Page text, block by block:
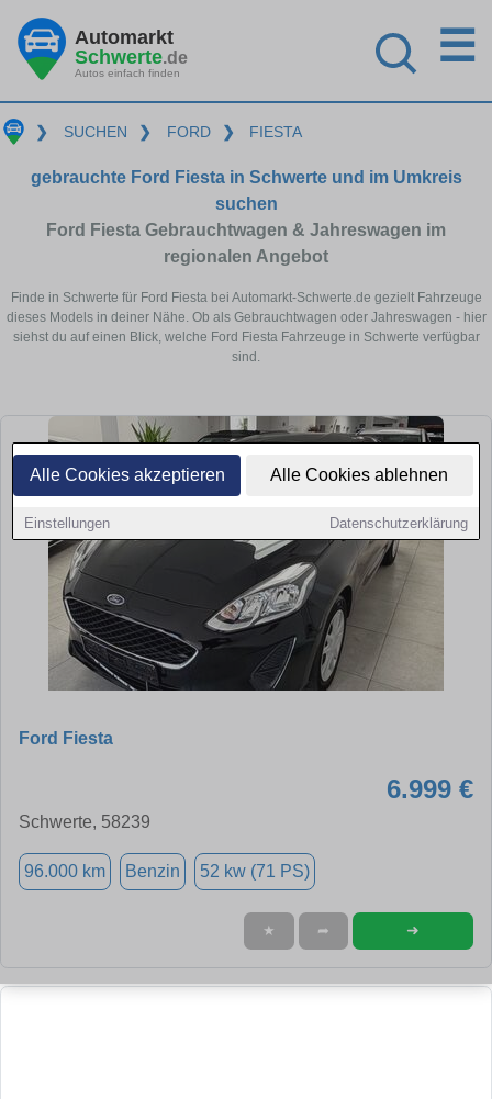
Alle Cookies akzeptieren Alle Cookies ablehnen
Einstellungen Datenschutzerklärung
Automarkt
Schwerte.de
Autos einfach finden
☰
❯ SUCHEN ❯ FORD ❯ FIESTA
gebrauchte Ford Fiesta in Schwerte und im Umkreis
suchen
Ford Fiesta Gebrauchtwagen & Jahreswagen im
regionalen Angebot
Finde in Schwerte für Ford Fiesta bei Automarkt-Schwerte.de gezielt Fahrzeuge
dieses Models in deiner Nähe. Ob als Gebrauchtwagen oder Jahreswagen - hier
siehst du auf einen Blick, welche Ford Fiesta Fahrzeuge in Schwerte verfügbar
sind.
Ford Fiesta
6.999 €
Schwerte, 58239
96.000 km Benzin 52 kw (71 PS)
★ ➦ ➜